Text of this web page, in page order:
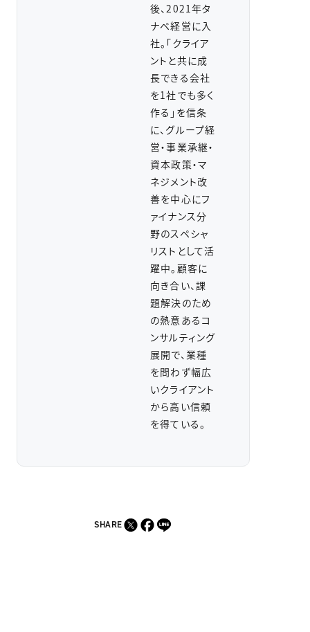
後、2021年タ
ナベ経営に入
社。「クライア
ントと共に成
長できる会社
を1社でも多く
作る」を信条
に、グループ経
営・事業承継・
資本政策・マ
ネジメント改
善を中心にフ
ァイナンス分
野のスペシャ
リストとして活
躍中。顧客に
向き合い、課
題解決のため
の熱意あるコ
ンサルティング
展開で、業種
を問わず幅広
いクライアント
から高い信頼
を得ている。
SHARE